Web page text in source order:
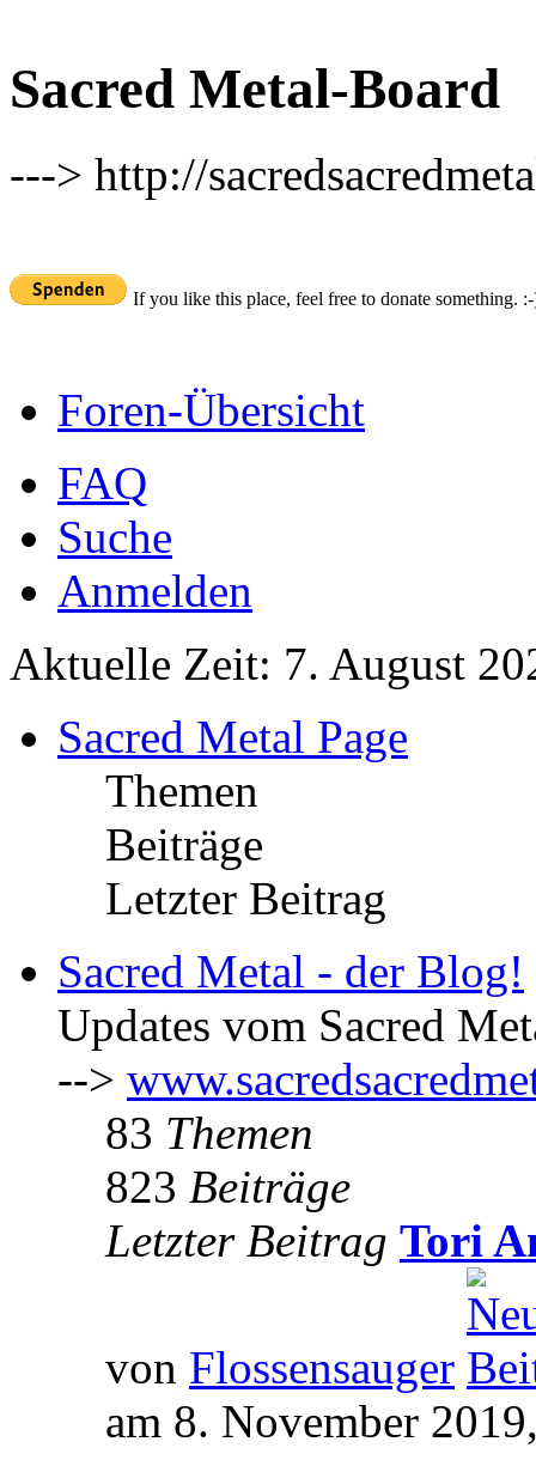
Sacred Metal-Board
---> http://
If you like this place, feel free to donate something.
Foren-Übersicht
FAQ
Suche
Anmelden
Aktuelle Zeit: 7. August
Sacred Metal Page
Themen
Beiträge
Letzter Beitrag
Sacred Metal - der Blog!
Updates vom Sacred
-->
83 Themen
823 Beiträge
Letzter Beitrag Tori
von Flossensauger
am 8. November